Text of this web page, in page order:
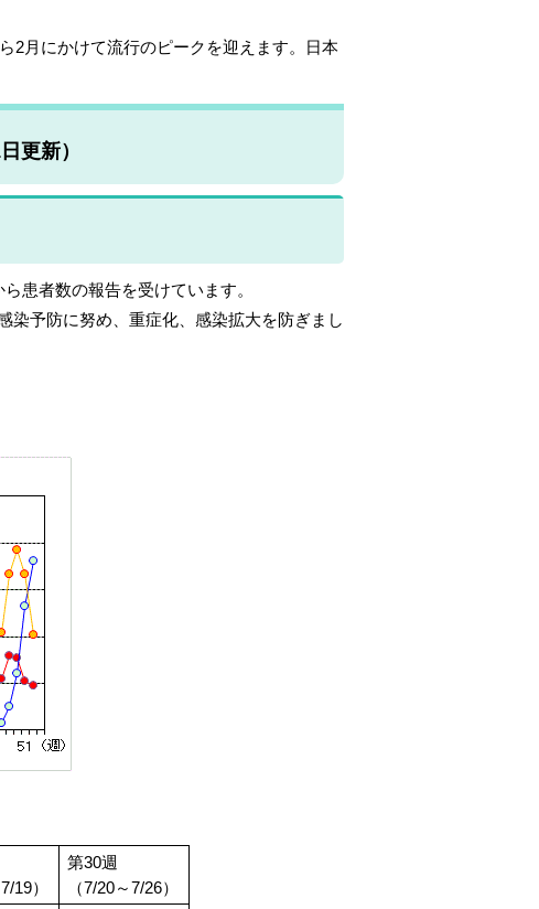
2月にかけて流行のピークを迎えます。日本
更新）
患者数の報告を受けています。
染予防に努め、重症化、感染拡大を防ぎまし
19）
第30週
（7/20～7/26）